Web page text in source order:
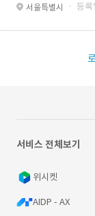
서울특별시 · 등
서비스 전체보기
위시켓
AIDP - AX